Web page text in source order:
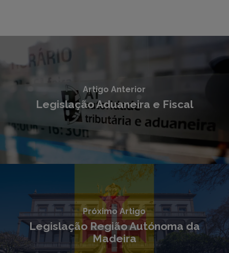
Artigo Anterior
Legislação Aduaneira e Fiscal
Próximo Artigo
Legislação Região Autónoma da
Madeira